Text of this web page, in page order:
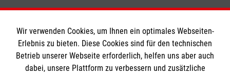
Informationen
Wir verwenden Cookies, um Ihnen ein optimales Webseiten-
Erlebnis zu bieten. Diese Cookies sind für den technischen
Betrieb unserer Webseite erforderlich, helfen uns aber auch
dabei, unsere Plattform zu verbessern und zusätzliche